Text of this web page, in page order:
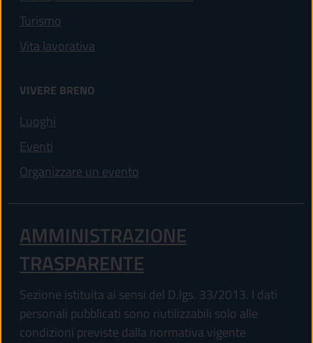
Turismo
Vita lavorativa
VIVERE BRENO
Luoghi
Eventi
Organizzare un evento
AMMINISTRAZIONE
TRASPARENTE
Sezione istituita ai sensi del D.lgs. 33/2013. I dati
personali pubblicati sono riutilizzabili solo alle
condizioni previste dalla normativa vigente